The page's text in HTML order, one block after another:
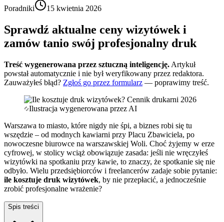
Poradniki
15 kwietnia 2026
Sprawdź aktualne ceny wizytówek i
zamów tanio swój profesjonalny druk
Treść wygenerowana przez sztuczną inteligencję. Artykuł
powstał automatycznie i nie był weryfikowany przez redaktora.
Zauważyłeś błąd? Zgłoś go przez formularz — poprawimy treść.
Ilustracja wygenerowana przez AI
Warszawa to miasto, które nigdy nie śpi, a biznes robi się tu
wszędzie – od modnych kawiarni przy Placu Zbawiciela, po
nowoczesne biurowce na warszawskiej Woli. Choć żyjemy w erze
cyfrowej, w stolicy wciąż obowiązuje zasada: jeśli nie wręczyłeś
wizytówki na spotkaniu przy kawie, to znaczy, że spotkanie się nie
odbyło. Wielu przedsiębiorców i freelancerów zadaje sobie pytanie:
ile kosztuje druk wizytówek, by nie przepłacić, a jednocześnie
zrobić profesjonalne wrażenie?
Spis treści